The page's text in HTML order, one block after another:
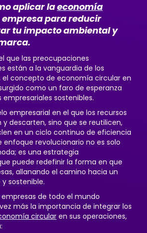
aplicar laeconomía
para reducir
tu impacto ambiental y
que las preocupaciones
están a la vanguardia de los
el concepto de economía circular en
como un faro de esperanza
sostenibles.
empresarial en el que los recursos
y descarten, sino que se reutilicen,
en un ciclo continuo de eficiencia
enfoque revolucionario no es solo
es una estrategia
puede redefinir la forma en que
allanando el camino hacia un
sostenible.
de todo el mundo
más la importancia de integrar los
circularen sus operaciones,